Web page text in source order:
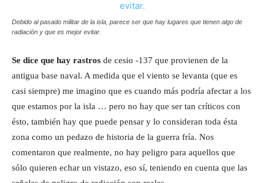
Debido al pasado militar de la isla, parece ser que hay lugares que tienen algo de
radiación y que es mejor evitar.
Se dice que hay rastros de cesio -137 que provienen de la
antigua base naval. A medida que el viento se levanta (que es
casi siempre) me imagino que es cuando más podría afectar a los
que estamos por la isla … pero no hay que ser tan críticos con
ésto, también hay que puede pensar y lo consideran toda ésta
zona como un pedazo de historia de la guerra fría. Nos
comentaron que realmente, no hay peligro para aquellos que
sólo quieren echar un vistazo, eso sí, teniendo en cuenta que las